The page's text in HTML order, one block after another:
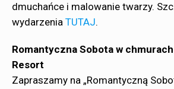
dmuchańce i malowanie twarzy.
wydarzenia TUTAJ.
Romantyczna Sobota w
Resort
Zapraszamy na „Romantyczną